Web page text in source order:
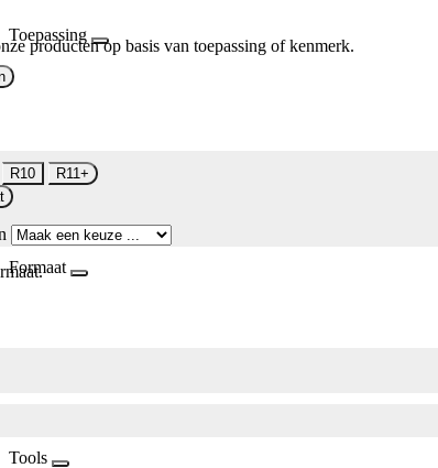
Toepassing
producten op basis van toepassing of kenmerk.
R10
R11+
Formaat
Tools